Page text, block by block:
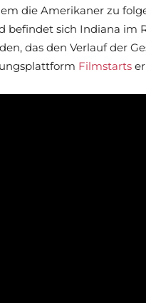
die Amerikaner zu
befindet sich Indiana im
das den Verlauf der
Filmstarts